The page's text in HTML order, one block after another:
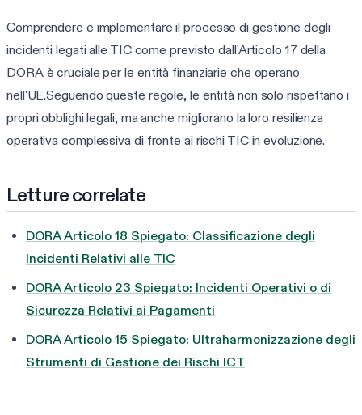
Comprendere e implementare il processo di gestione degli
incidenti legati alle TIC come previsto dall'Articolo 17 della
DORA è cruciale per le entità finanziarie che operano
nell'UE.Seguendo queste regole, le entità non solo rispettano i
propri obblighi legali, ma anche migliorano la loro resilienza
operativa complessiva di fronte ai rischi TIC in evoluzione.
Letture correlate
DORA Articolo 18 Spiegato: Classificazione degli
Incidenti Relativi alle TIC
DORA Articolo 23 Spiegato: Incidenti Operativi o di
Sicurezza Relativi ai Pagamenti
DORA Articolo 15 Spiegato: Ultraharmonizzazione degli
Strumenti di Gestione dei Rischi ICT